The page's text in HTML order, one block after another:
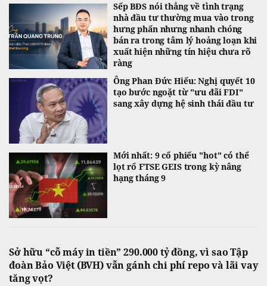
Sếp BĐS nói thẳng về tình trạng
nhà đầu tư thường mua vào trong
hưng phấn nhưng nhanh chóng
bán ra trong tâm lý hoảng loạn khi
xuất hiện những tín hiệu chưa rõ
ràng
Ông Phan Đức Hiếu: Nghị quyết 10
tạo bước ngoặt từ "ưu đãi FDI"
sang xây dựng hệ sinh thái đầu tư
Mới nhất: 9 cổ phiếu "hot" có thể
lọt rổ FTSE GEIS trong kỳ nâng
hạng tháng 9
Sở hữu “cỗ máy in tiền” 290.000 tỷ đồng, vì sao Tập
đoàn Bảo Việt (BVH) vẫn gánh chi phí repo và lãi vay
tăng vọt?